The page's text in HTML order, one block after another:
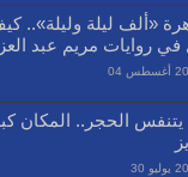
«ألف ليلة وليلة»..
روايات مريم عبد
04
يتنفس الحجر.. المكان
30